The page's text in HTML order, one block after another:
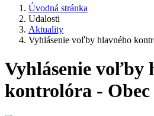
Úvodná stránka
Udalosti
Aktuality
Vyhlásenie voľby hlavného
Vyhlásenie voľby
kontrolóra - Obec